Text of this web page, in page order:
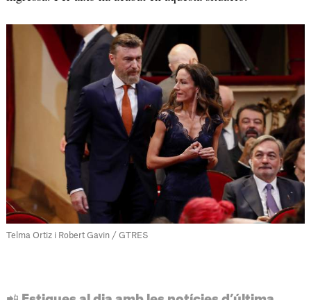
Telma Ortiz i Robert Gavin / GTRES